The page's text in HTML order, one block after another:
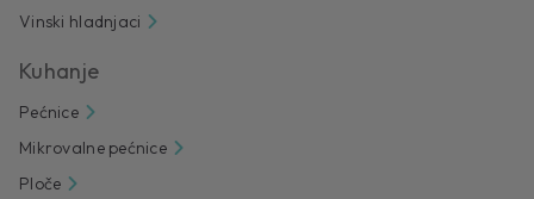
Vinski hladnjaci
Kuhanje
Pećnice
Mikrovalne pećnice
Ploče